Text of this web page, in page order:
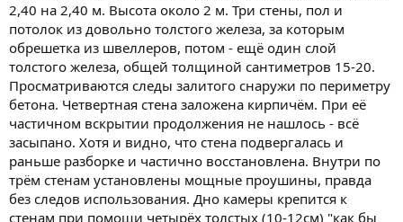
2,40 на 2,40 м. Высота около 2 м. Три стены, пол и
потолок из довольно толстого железа, за которым
обрешетка из швеллеров, потом - ещё один слой
толстого железа, общей толщиной сантиметров 15-20.
Просматриваются следы залитого снаружи по периметру
бетона. Четвертная стена заложена кирпичём. При её
частичном вскрытии продолжения не нашлось - всё
засыпано. Хотя и видно, что стена подвергалась и
раньше разборке и частично восстановлена. Внутри по
трём стенам установлены мощные проушины, правда
без следов использования. Дно камеры крепится к
стенам при помощи четырёх толстых (10-12см) "как бы